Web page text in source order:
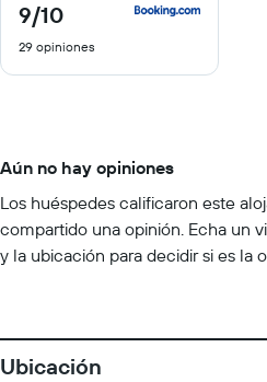
9/10
9
de
10
29 opiniones
Aún no hay opiniones
Los huéspedes calificaron este
compartido una opinión. Echa un
y la ubicación para decidir si es la
Ubicación